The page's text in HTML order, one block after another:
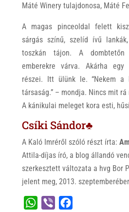
Máté Winery tulajdonosa, Máté
A magas pinceoldal felett
sárgás színű, szelíd ívű
toszkán tájon. A
emberekre várva. Akárha
részei. Itt ülünk le. “Nekem a
társaság.” – mondja. Nincs mit
A kánikulai meleget kora esti,
Csíki Sándor♣
A Kaló Imréről szóló részt írta:
Attila-díjas író, a blog állandó
szerkesztett változata a hvg Bor
jelent meg, 2013.